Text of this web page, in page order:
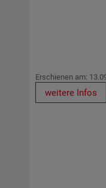
Erschienen am:
weitere Infos